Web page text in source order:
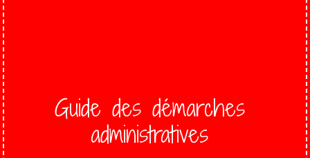
Guide des démarches
administratives